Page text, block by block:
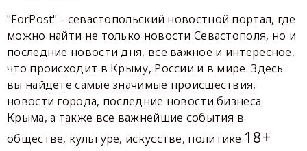
"ForPost" - севастопольский новостной портал, где
можно найти не только новости Севастополя, но и
последние новости дня, все важное и интересное,
что происходит в Крыму, России и в мире. Здесь
вы найдете самые значимые происшествия,
новости города, последние новости бизнеса
Крыма, а также все важнейшие события в
обществе, культуре, искусстве, политике.18+